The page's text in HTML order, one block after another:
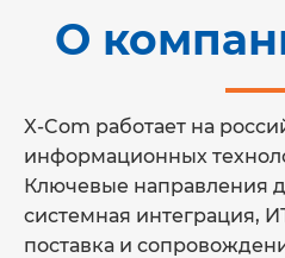
О
X-Com работает на
информационных
Ключевые направления
системная интеграция,
поставка и